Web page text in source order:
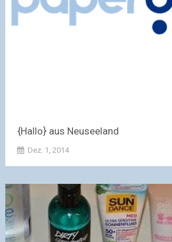
{Hallo} aus Neuseeland
Dez. 1, 2014